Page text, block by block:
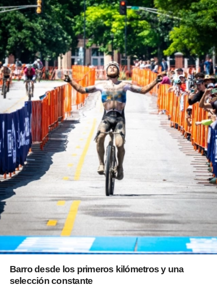
Barro desde los primeros kilómetros y una
selección constante